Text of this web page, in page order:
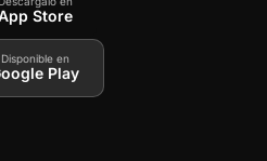
Store
Disponible en
Play